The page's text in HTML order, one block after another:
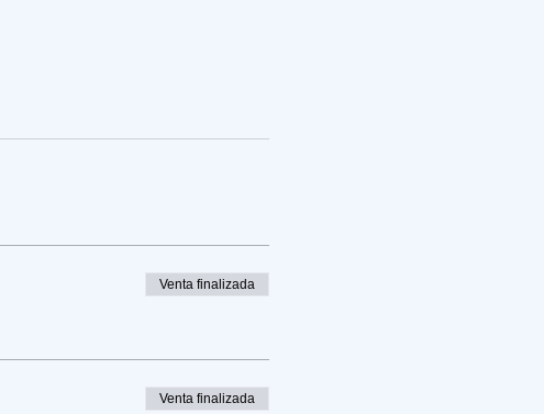
Venta finalizada
Venta finalizada